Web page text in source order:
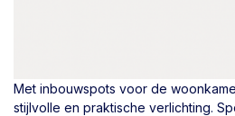
Met inbouwspots voor de
stijlvolle en praktische verlichting.